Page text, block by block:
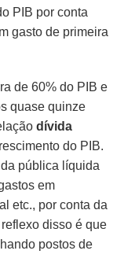
PIB por conta
gasto de primeira
de 60% do PIB e
quase quinze
dívida
do PIB.
pública líquida
em
etc., por conta da
reflexo disso é que
postos de